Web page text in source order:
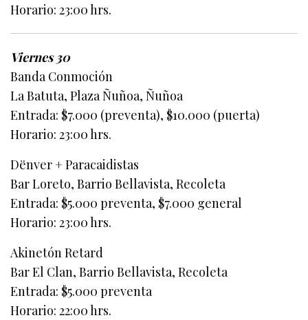
Horario: 23:00 hrs.
Viernes 30
Banda Conmoción
La Batuta, Plaza Ñuñoa, Ñuñoa
Entrada: $7.000 (preventa), $10.000 (puerta)
Horario: 23:00 hrs.
Dënver + Paracaidistas
Bar Loreto, Barrio Bellavista, Recoleta
Entrada: $5.000 preventa, $7.000 general
Horario: 23:00 hrs.
Akinetón Retard
Bar El Clan, Barrio Bellavista, Recoleta
Entrada: $5.000 preventa
Horario: 22:00 hrs.